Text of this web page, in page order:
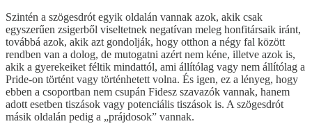
Szintén a szögesdrót egyik oldalán vannak azok, akik csak
egyszerűen zsigerből viseltetnek negatívan meleg honfitársaik iránt,
továbbá azok, akik azt gondolják, hogy otthon a négy fal között
rendben van a dolog, de mutogatni azért nem kéne, illetve azok is,
akik a gyerekeiket féltik mindattól, ami állítólag vagy nem állítólag a
Pride-on történt vagy történhetett volna. És igen, ez a lényeg, hogy
ebben a csoportban nem csupán Fidesz szavazók vannak, hanem
adott esetben tiszások vagy potenciális tiszások is. A szögesdrót
másik oldalán pedig a „prájdosok” vannak.